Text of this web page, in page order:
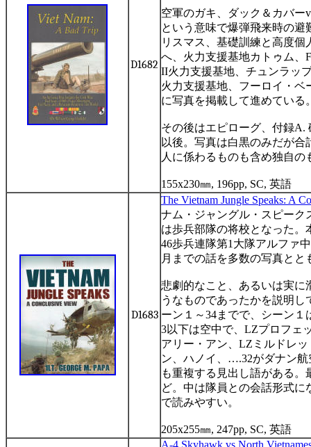
D1682
空軍のガキ、ダック＆カバー
という意味で爆弾飛来時の
リスマス、基礎訓練と高度
へ、火力支援基地カトゥム、
II火力支援基地、チュンラッ
火力支援基地、フーロイ・
に写真を掲載して進めている
その後はエピローグ、付録A.
以後。写真は白黒のみだが合
人に係わるものも含め独自
155x230㎜, 196pp, SC, 英語
D1683
The Vietnam Jungle Speaks: A
ナム・ジャングル・スピーク
は歩兵部隊の将校となった。
46歩兵連隊第1 大隊アルファ
月までの話を多数の写真とと
悲劇的なこと、あるいは実に
うなものであったかを説明し
ーン１～34までで、シーン１
3以下は空中で、 LZプロフェ
アリー・アン、 LZ ミルドレ
ン、ハノイ、 ….32がダナン
も重複する見出し語がある
ど。中は隊員との会話形式
で読みやすい。
205x255㎜, 247pp, SC, 英語
A-4 Skyhawk vs North